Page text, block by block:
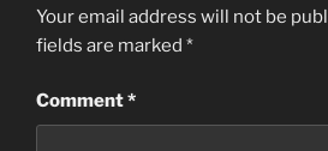
Your email address will not be
fields are marked *
Comment*